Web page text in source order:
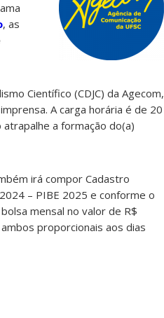
, as
Científico (CDJC) da Agecom,
A carga horária é de 20
a formação do(a)
irá compor Cadastro
– PIBE 2025 e conforme o
mensal no valor de R$
proporcionais aos dias